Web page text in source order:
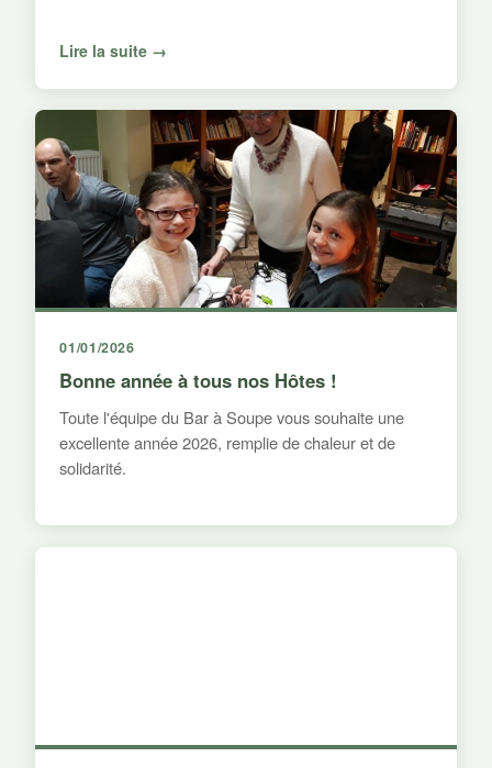
Lire la suite →
01/01/2026
Bonne année à tous nos Hôtes !
Toute l'équipe du Bar à Soupe vous souhaite une
excellente année 2026, remplie de chaleur et de
solidarité.